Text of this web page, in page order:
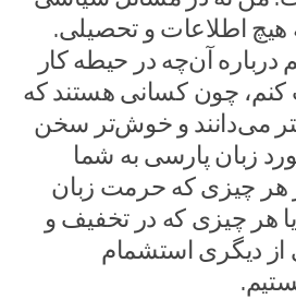
هیچ اطلاعات و تحصیلی.
درباره آن‌چه در حیطه کار
چون کسانی هستند که
می‌دانند و خوش‌تر سخن
زبان پارسی به شما
هر چیزی که حرمت زبان
هر چیزی که در تخفیف و
از دیگری استشمام